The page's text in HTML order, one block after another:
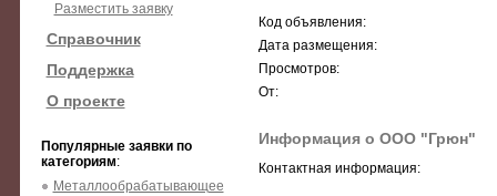
Разместить заявку
Справочник
Поддержка
О проекте
Популярные заявки по
категориям:
Металлообрабатывающее
Код объявления:
Дата размещения:
Просмотров:
От:
Информация о ООО "Грюн"
Контактная информация: